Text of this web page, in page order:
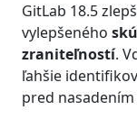
GitLab 18.5
vylepšeného
zraniteľností.
ľahšie
pred